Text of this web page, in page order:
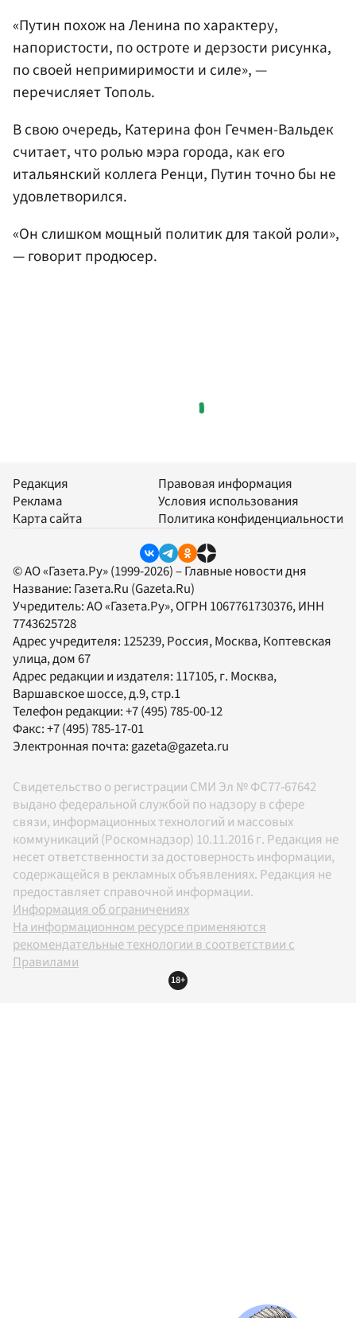
«Путин похож на Ленина по характеру,
напористости, по остроте и дерзости рисунка,
по своей непримиримости и силе», —
перечисляет Тополь.
В свою очередь, Катерина фон Гечмен-Вальдек
считает, что ролью мэра города, как его
итальянский коллега Ренци, Путин точно бы не
удовлетворился.
«Он слишком мощный политик для такой роли»,
— говорит продюсер.
Редакция
Реклама
Карта сайта
Правовая информация
Условия использования
Политика конфиденциальности
© АО «Газета.Ру» (1999-2026) – Главные новости дня
Название: Газета.Ru (Gazeta.Ru)
Учредитель:АО «Газета.Ру», ОГРН 1067761730376, ИНН
7743625728
Адрес учредителя: 125239, Россия, Москва, Коптевская
улица, дом 67
Адрес редакции и издателя: 117105, г. Москва,
Варшавское шоссе, д.9, стр.1
Телефон редакции:+7 (495) 785-00-12
Факс:+7 (495) 785-17-01
Электронная почта:gazeta@gazeta.ru
Свидетельство о регистрации СМИ Эл № ФС77-67642
выдано федеральной службой по надзору в сфере
связи, информационных технологий и массовых
коммуникаций (Роскомнадзор) 10.11.2016 г. Редакция не
несет ответственности за достоверность информации,
содержащейся в рекламных объявлениях. Редакция не
предоставляет справочной информации.
Информация об ограничениях
На информационном ресурсе применяются
рекомендательные технологии в соответствии с
Правилами
18+